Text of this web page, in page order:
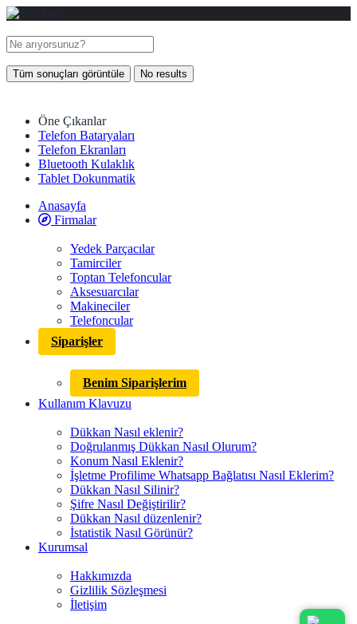
Tüm sonuçları görüntüle No results
Öne Çıkanlar
Telefon Bataryaları
Telefon Ekranları
Bluetooth Kulaklık
Tablet Dokunmatik
Anasayfa
Firmalar
Yedek Parçacılar
Tamirciler
Toptan Telefoncular
Aksesuarcılar
Makineciler
Telefoncular
Siparişler
Benim Siparişlerim
Kullanım Klavuzu
Dükkan Nasıl eklenir?
Doğrulanmış Dükkan Nasıl Olurum?
Konum Nasıl Eklenir?
İşletme Profilime Whatsapp Bağlatısı Nasıl Eklerim?
Dükkan Nasıl Silinir?
Şifre Nasıl Değiştirilir?
Dükkan Nasıl düzenlenir?
İstatistik Nasıl Görünür?
Kurumsal
Hakkımızda
Gizlilik Sözleşmesi
İletişim